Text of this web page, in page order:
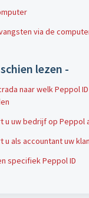
via de
lezen -
naar welk Peppol
u uw bedrijf op Peppol
als accountant uw
specifiek Peppol ID